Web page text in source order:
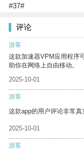
#37#
评论
游客
这款加速器VPM应用程序
助你在网络上自由移动。
2025-10-01
游客
这款app的用户评论非常真
2025-10-01
游客